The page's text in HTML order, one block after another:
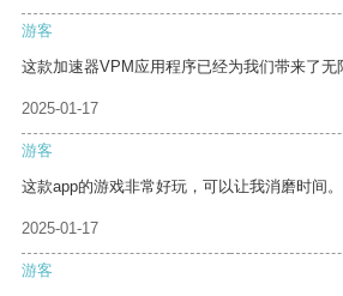
游客
这款加速器VPM应用程序已经为我们带来了无
2025-01-17
游客
这款app的游戏非常好玩，可以让我消磨时间。
2025-01-17
游客